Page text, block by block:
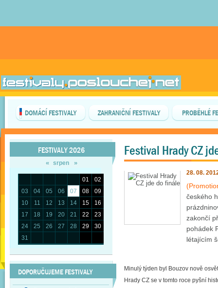
DOMÁCÍ FESTIVALY ZAHRANIČNÍ FESTIVALY PROBĚHLÉ
FESTIVALY 2026
« srpen »
01
02
03
04 05 06 07 08
09
10
11 12 13 14 15
16
17
18 19 20 21 22
23
24
25 26 27 28 29
30
31
DOPORUČUJEME FESTIVALY
Festival Hrady CZ
28. 08.
českého
zakončí
pohádek
létajícím
Minulý týden byl Bouzov nově
Hrady CZ se v tomto roce pyšní